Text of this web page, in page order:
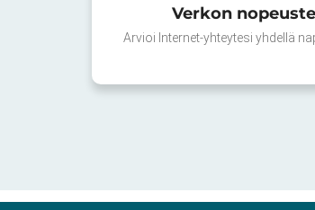
Verkon
Arvioi Internet-yhteytesi yhdellä